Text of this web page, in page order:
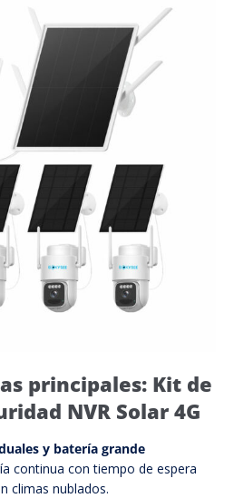
principales: Kit de
NVR Solar 4G
y batería grande
continua con tiempo de espera
climas nublados.